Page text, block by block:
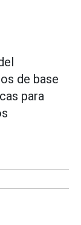
de base
para